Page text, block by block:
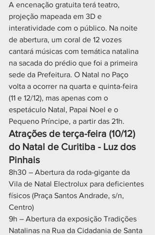
A encenação gratuita terá teatro,
projeção mapeada em 3D e
interatividade com o público. Na noite
de abertura, um coral de 12 vozes
cantará músicas com temática natalina
na sacada do prédio que foi a primeira
sede da Prefeitura. O Natal no Paço
volta a ocorrer na quarta e quinta-feira
(11 e 12/12), mas apenas com o
espetáculo Natal, Papai Noel e o
Pequeno Príncipe, a partir das 21h.
Atrações de terça-feira (10/12)
do Natal de Curitiba - Luz dos
Pinhais
8h30 – Abertura da roda-gigante da
Vila de Natal Electrolux para deficientes
físicos (Praça Santos Andrade, s/n,
Centro)
9h – Abertura da exposição Tradições
Natalinas na Rua da Cidadania de Santa